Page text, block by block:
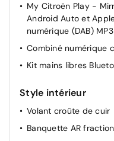
Siège conducteur
Poche aumônière au
Garnissage tissu
Rétroviseurs
avec éclairage
My Citroën Play -
Android Auto et
numérique (DAB)
Combiné numérique
Kit mains libres
Style intérieur
Volant croûte de cuir
Banquette AR